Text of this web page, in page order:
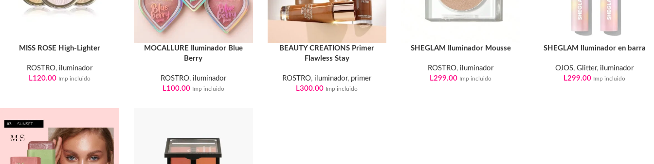
MISS ROSE High-Lighter
ROSTRO, iluminador
L120.00 Imp incluido
MOCALLURE Iluminador Blue
Berry
ROSTRO, iluminador
L100.00 Imp incluido
BEAUTY CREATIONS Primer
Flawless Stay
ROSTRO, iluminador, primer
L300.00 Imp incluido
SHEGLAM Iluminador Mousse
ROSTRO, iluminador
L299.00 Imp incluido
SHEGLAM Iluminador en barra
OJOS,Glitter, iluminador
L299.00 Imp incluido